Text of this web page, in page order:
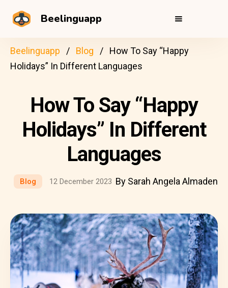
Beelinguapp
Beelinguapp Blog
How To Say “Happy
Holidays” In Different Languages
How To Say “Happy
Holidays” In Different
Languages
Blog 12 December 2023 By Sarah Angela Almaden